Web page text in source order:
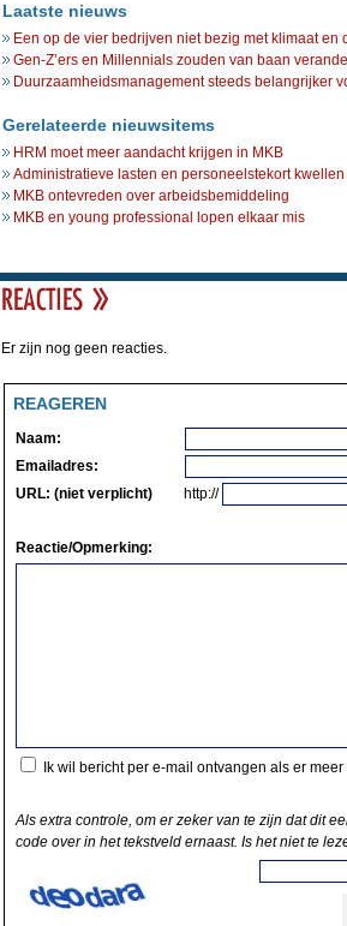
Laatste nieuws
Een op de vier bedrijven niet bezig met klimaat en
Gen-Z’ers en Millennials zouden van baan
Duurzaamheidsmanagement steeds belangrijker
Gerelateerde nieuwsitems
HRM moet meer aandacht krijgen in MKB
Administratieve lasten en personeelstekort
MKB ontevreden over arbeidsbemiddeling
MKB en young professional lopen elkaar mis
Er zijn nog geen reacties.
REAGEREN
Naam:
Emailadres:
URL: (niet verplicht)
http://
Reactie/Opmerking:
Ik wil bericht per e-mail ontvangen als er
Als extra controle, om er zeker van te zijn dat dit
code over in het tekstveld ernaast. Is het niet te